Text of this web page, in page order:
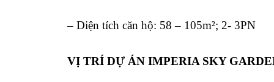
– Diện tích căn hộ: 58 – 105m²; 2- 3PN
VỊ TRÍ DỰ ÁN IMPERIA SKY